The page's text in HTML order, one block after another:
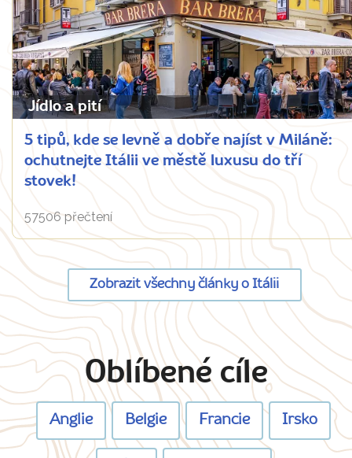
Jídlo a pití
5 tipů, kde se levně a dobře najíst v Miláně:
ochutnejte Itálii ve městě luxusu do tří
stovek!
57506 přečtení
Zobrazit všechny články o Itálii
Oblíbené cíle
Anglie Belgie Francie Irsko